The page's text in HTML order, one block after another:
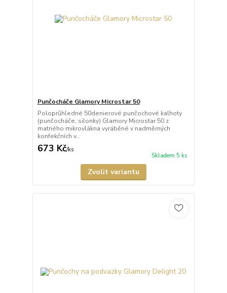
Punčocháče Glamory Microstar 50
Poloprůhledné 50denierové punčochové kalhoty
(punčocháče, silonky) Glamory Microstar 50 z
matného mikrovlákna vyráběné v nadměrných
konfekčních v...
673 Kč/ks
Skladem 5 ks
Zvolit variantu